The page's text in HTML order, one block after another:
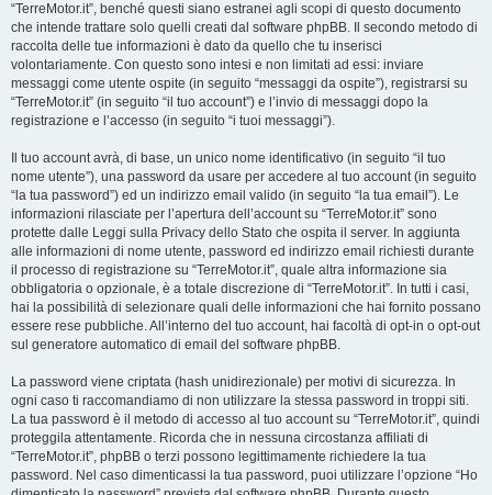
“TerreMotor.it”, benché questi siano estranei agli scopi di questo documento
che intende trattare solo quelli creati dal software phpBB. Il secondo metodo di
raccolta delle tue informazioni è dato da quello che tu inserisci
volontariamente. Con questo sono intesi e non limitati ad essi: inviare
messaggi come utente ospite (in seguito “messaggi da ospite”), registrarsi su
“TerreMotor.it” (in seguito “il tuo account”) e l’invio di messaggi dopo la
registrazione e l’accesso (in seguito “i tuoi messaggi”).
Il tuo account avrà, di base, un unico nome identificativo (in seguito “il tuo
nome utente”), una password da usare per accedere al tuo account (in seguito
“la tua password”) ed un indirizzo email valido (in seguito “la tua email”). Le
informazioni rilasciate per l’apertura dell’account su “TerreMotor.it” sono
protette dalle Leggi sulla Privacy dello Stato che ospita il server. In aggiunta
alle informazioni di nome utente, password ed indirizzo email richiesti durante
il processo di registrazione su “TerreMotor.it”, quale altra informazione sia
obbligatoria o opzionale, è a totale discrezione di “TerreMotor.it”. In tutti i casi,
hai la possibilità di selezionare quali delle informazioni che hai fornito possano
essere rese pubbliche. All’interno del tuo account, hai facoltà di opt-in o opt-out
sul generatore automatico di email del software phpBB.
La password viene criptata (hash unidirezionale) per motivi di sicurezza. In
ogni caso ti raccomandiamo di non utilizzare la stessa password in troppi siti.
La tua password è il metodo di accesso al tuo account su “TerreMotor.it”, quindi
proteggila attentamente. Ricorda che in nessuna circostanza affiliati di
“TerreMotor.it”, phpBB o terzi possono legittimamente richiedere la tua
password. Nel caso dimenticassi la tua password, puoi utilizzare l’opzione “Ho